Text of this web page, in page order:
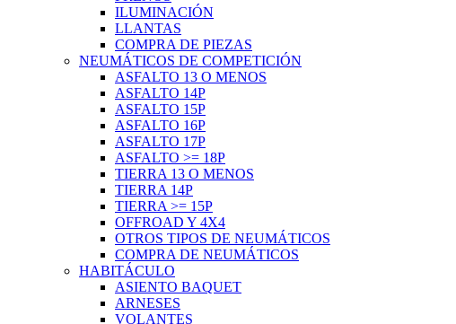
ILUMINACIÓN
LLANTAS
COMPRA DE PIEZAS
NEUMÁTICOS DE COMPETICIÓN
ASFALTO 13 O MENOS
ASFALTO 14P
ASFALTO 15P
ASFALTO 16P
ASFALTO 17P
ASFALTO >= 18P
TIERRA 13 O MENOS
TIERRA 14P
TIERRA >= 15P
OFFROAD Y 4X4
OTROS TIPOS DE NEUMÁTICOS
COMPRA DE NEUMÁTICOS
HABITÁCULO
ASIENTO BAQUET
ARNESES
VOLANTES